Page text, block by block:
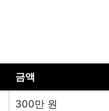
금액
300만 원